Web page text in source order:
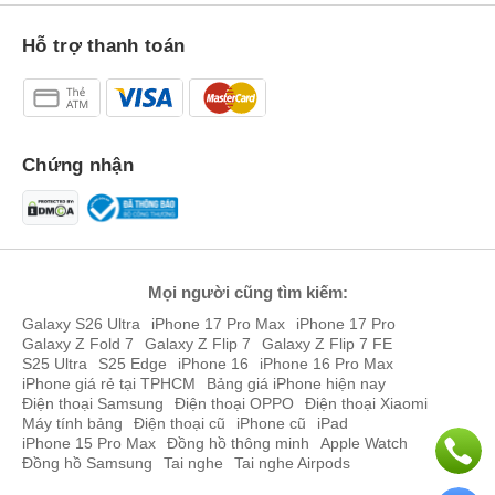
Camera
50 MP, f/1.9, 25mm (wide)
(ultrawide)
Camera
sau
(ultrawide)
Ngôn ngữ thiết kế Google Pixel 8 hiện đại, độc đáo, cá tính
Google Pixel 8 5G được nhà sản xuất
Google vẫn quyết định giữ
nguyên bản thiết kế truyền thống từ trước giờ. Dường như không
có sự khác biệt và thoạt nhìn sẽ khó nhận diện chiếc điện thoại này
so với những chiếc smartphone trước đó của hãng sản xuất.
Google Pixel 8 5G có kích thước chiều dài 150.5 x rộng 70.8 x
ngan 8.9 mm và nặng 187g với kích thước ổn định mang đến sự
Hỗ trợ thanh toán
Chứng nhận
Mọi người cũng tìm kiếm:
Galaxy S26 Ultra iPhone 17 Pro Max
iPhone 17 Pro
Galaxy Z Fold 7
Galaxy Z Flip 7
Galaxy Z Flip 7 FE
S25 Ultra
S25 Edge iPhone 16
iPhone 16 Pro Max
iPhone giá rẻ tại TPHCM
Bảng giá iPhone hiện nay
Điện thoại Samsung
Điện thoại OPPO
Điện thoại Xiaomi
Máy tính bảng
Điện thoại cũ iPhone cũ
iPad
iPhone 15 Pro Max
Đồng hồ thông minh
Apple Watch
Đồng hồ Samsung
Tai nghe Tai nghe Airpods